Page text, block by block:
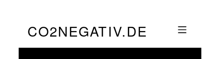
CO2NEGATIV.DE MOBILE MENU